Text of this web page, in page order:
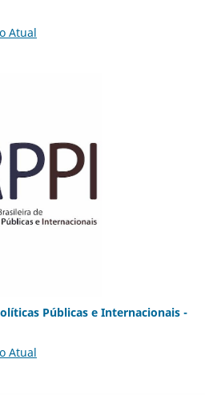
Atual
Públicas e Internacionais -
Atual